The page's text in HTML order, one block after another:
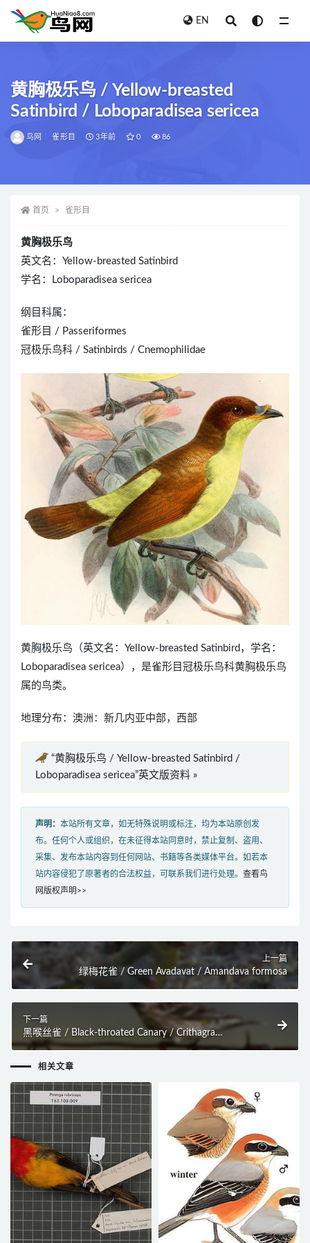
EN
黄胸极乐鸟 / Yellow-breasted
Satinbird / Loboparadisea sericea
鸟网 雀形目 3年前 0 86
首页 雀形目
黄胸极乐鸟
英文名：Yellow-breasted Satinbird
学名：Loboparadisea sericea
纲目科属：
雀形目 / Passeriformes
冠极乐鸟科 / Satinbirds / Cnemophilidae
黄胸极乐鸟（英文名：Yellow-breasted Satinbird，学名：
Loboparadisea sericea），是雀形目冠极乐鸟科黄胸极乐鸟
属的鸟类。
地理分布：澳洲：新几内亚中部，西部
“黄胸极乐鸟 / Yellow-breasted Satinbird /
Loboparadisea sericea”英文版资料 »
声明： 本站所有文章，如无特殊说明或标注，均为本站原创发
布。任何个人或组织，在未征得本站同意时，禁止复制、盗用、
采集、发布本站内容到任何网站、书籍等各类媒体平台。如若本
站内容侵犯了原著者的合法权益，可联系我们进行处理。 查看鸟
网版权声明>>
上一篇
绿梅花雀 / Green Avadavat / Amandava formosa
下一篇
黑喉丝雀 / Black-throated Canary / Crithagra
atrogularis
相关文章